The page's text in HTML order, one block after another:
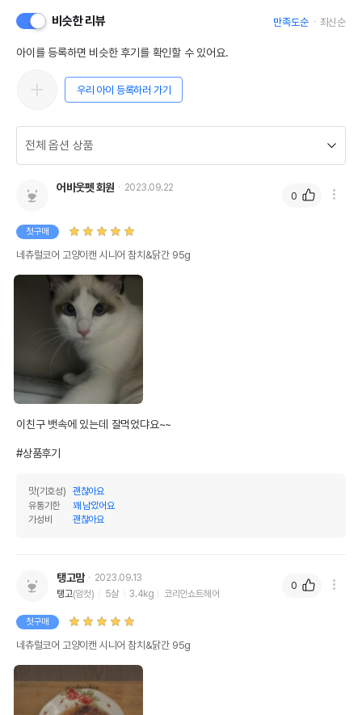
비슷한 리뷰 만족도순 최신순
아이를 등록하면 비슷한 후기를 확인할 수 있어요.
우리 아이 등록하러 가기
어바웃펫 회원 2023.09.22
첫구매
네츄럴코어 고양이캔 시니어 참치&닭간 95g
이친구 뱃속에 있는데 잘먹었댜요~~
#상품후기
맛(기호성)
괜찮아요
유통기한
꽤 남았어요
가성비
괜찮아요
0
탱고맘
2023.09.13
탱고(암컷) 5살 3.4kg 코리안쇼트헤어
첫구매
네츄럴코어 고양이캔 시니어 참치&닭간 95g
0